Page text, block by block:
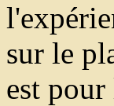
sur le
est